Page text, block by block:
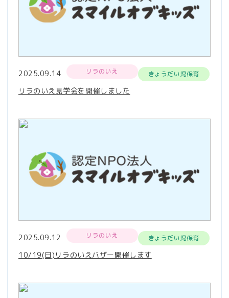
2025.09.14 リラのいえ きょうだい児保育
リラのいえ見学会を開催しました
2025.09.12 リラのいえ きょうだい児保育
10/19(日)リラのいえバザー開催します